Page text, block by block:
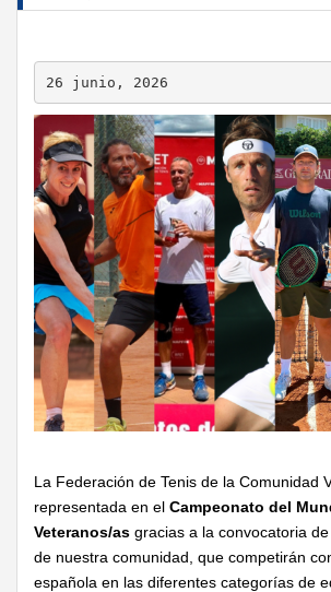
26 junio, 2026
La Federación de Tenis de la Comunidad
representada en el Campeonato del
Veteranos/as gracias a la convocatoria
de nuestra comunidad, que competirán
española en las diferentes categorías de